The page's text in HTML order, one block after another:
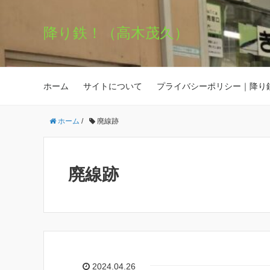
降り鉄！（高木茂久）
ホーム サイトについて プライバシーポリシー｜降り
ホーム / 廃線跡
廃線跡
2024.04.26